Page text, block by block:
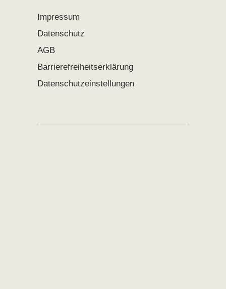
Impressum
Datenschutz
AGB
Barrierefreiheitserklärung
Datenschutzeinstellungen